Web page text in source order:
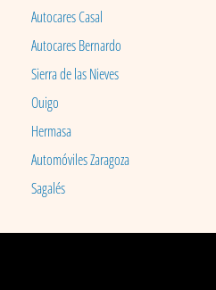
Autocares Casal
Autocares Bernardo
Sierra de las Nieves
Ouigo
Hermasa
Automóviles Zaragoza
Sagalés